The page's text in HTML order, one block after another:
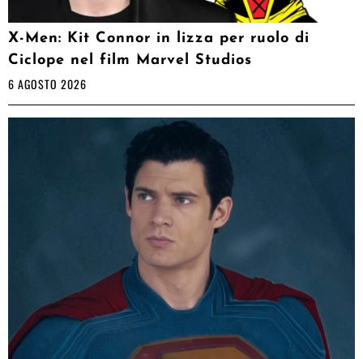
X-Men: Kit Connor in lizza per ruolo di
Ciclope nel film Marvel Studios
6 AGOSTO 2026